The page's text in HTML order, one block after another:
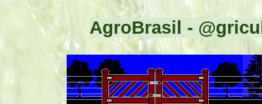
AgroBrasil -